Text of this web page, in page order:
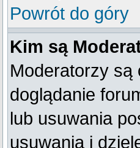
Powrót do góry
Kim są
Moderatorzy są
doglądanie
lub usuwania
usuwania i